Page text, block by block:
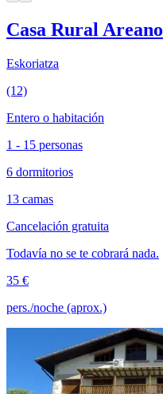
Casa Rural Areano
Eskoriatza
(12)
Entero o habitación
1 - 15 personas
6 dormitorios
13 camas
Cancelación gratuita
Todavía no se te cobrará nada.
35 €
pers./noche (aprox.)